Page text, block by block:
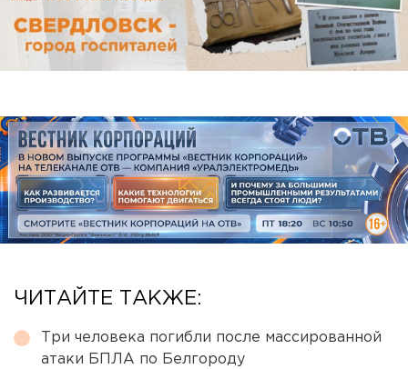
ЧИТАЙТЕ ТАКЖЕ:
Три человека погибли после массированной
атаки БПЛА по Белгороду